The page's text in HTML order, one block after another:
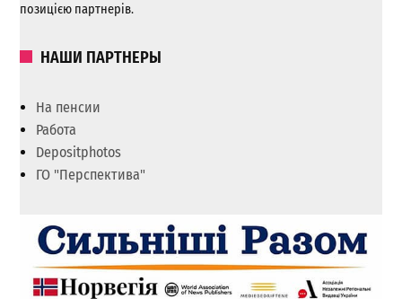
позицією партнерів.
НАШИ ПАРТНЕРЫ
На пенсии
Работа
Depositphotos
ГО "Перспектива"